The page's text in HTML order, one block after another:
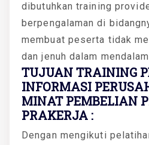
dibutuhkan training
berpengalaman di
membuat peserta tidak
dan jenuh dalam
TUJUAN TRAINING
INFORMASI
MINAT PEMBELIAN
PRAKERJA :
Dengan mengikuti